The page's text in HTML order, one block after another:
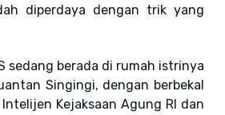
diperdaya dengan trik yang
sedang berada di rumah istrinya
Singingi, dengan berbekal
Kejaksaan Agung RI dan